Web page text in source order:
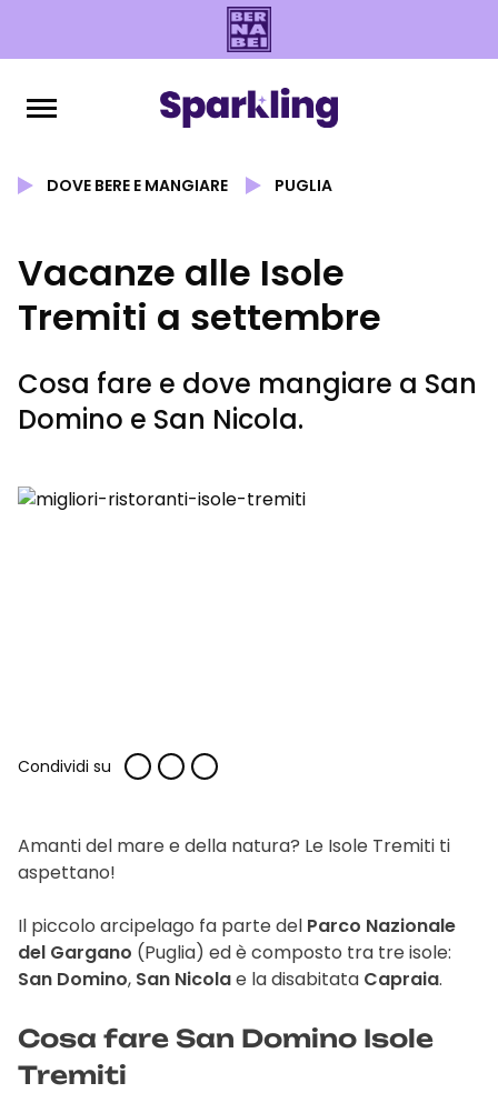
DOVE BERE E MANGIARE PUGLIA
Vacanze alle Isole
Tremiti a settembre
Cosa fare e dove mangiare a San
Domino e San Nicola.
Condividi su
Amanti del mare e della natura? Le Isole Tremiti ti
aspettano!
Il piccolo arcipelago fa parte del Parco Nazionale
del Gargano (Puglia) ed è composto tra tre isole:
San Domino, San Nicolae la disabitata Capraia.
Cosa fare San Domino Isole
Tremiti